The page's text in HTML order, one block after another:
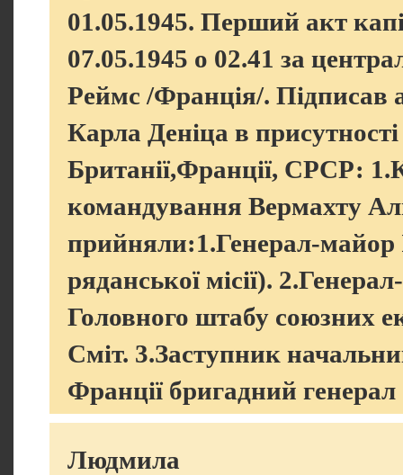
01.05.1945. Перший акт
07.05.1945 о 02.41 за
Реймс /Франція/. Підписав
Карла Деніца в
Британії,Франції, СРСР:
командування Вермахту
прийняли:1.Генерал-майор
ряданської місії).
Головного штабу союзних
Сміт. 3.Заступник
Франції бригадний
Людмила